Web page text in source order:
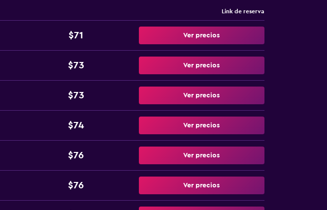
Link de reserva
$71 Ver precios
$73 Ver precios
$73 Ver precios
$74 Ver precios
$76 Ver precios
$76 Ver precios